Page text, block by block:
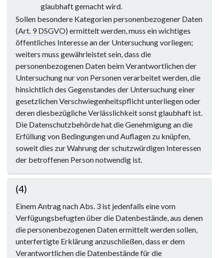
glaubhaft gemacht wird.
Sollen besondere Kategorien personenbezogener Daten
(Art. 9 DSGVO) ermittelt werden, muss ein wichtiges
öffentliches Interesse an der Untersuchung vorliegen;
weiters muss gewährleistet sein, dass die
personenbezogenen Daten beim Verantwortlichen der
Untersuchung nur von Personen verarbeitet werden, die
hinsichtlich des Gegenstandes der Untersuchung einer
gesetzlichen Verschwiegenheitspflicht unterliegen oder
deren diesbezügliche Verlässlichkeit sonst glaubhaft ist.
Die Datenschutzbehörde hat die Genehmigung an die
Erfüllung von Bedingungen und Auflagen zu knüpfen,
soweit dies zur Wahrung der schutzwürdigen Interessen
der betroffenen Person notwendig ist.
(4)
Einem Antrag nach Abs. 3 ist jedenfalls eine vom
Verfügungsbefugten über die Datenbestände, aus denen
die personenbezogenen Daten ermittelt werden sollen,
unterfertigte Erklärung anzuschließen, dass er dem
Verantwortlichen die Datenbestände für die